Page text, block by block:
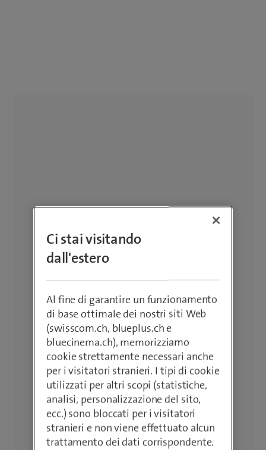
Ci stai visitando
dall'estero
Al fine di garantire un funzionamento
di base ottimale dei nostri siti Web
(swisscom.ch, blueplus.ch e
bluecinema.ch), memorizziamo
cookie strettamente necessari anche
per i visitatori stranieri. I tipi di cookie
utilizzati per altri scopi (statistiche,
analisi, personalizzazione del sito,
ecc.) sono bloccati per i visitatori
stranieri e non viene effettuato alcun
trattamento dei dati corrispondente.